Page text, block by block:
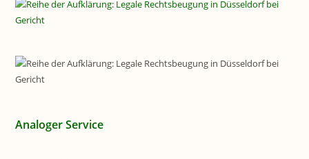
Analoger Service